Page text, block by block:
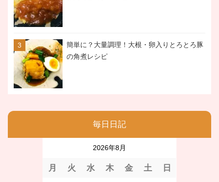
簡単に？大量調理！大根・卵入りとろとろ豚
の角煮レシピ
毎日日記
2026年8月
月 火 水 木 金 土 日